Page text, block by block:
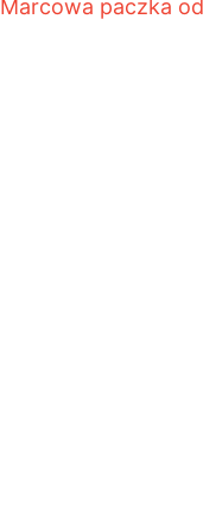
Marcowa paczka